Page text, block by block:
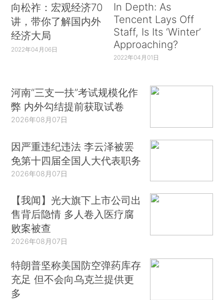
向松祚：宏观经济70
讲，带你了解国内外
经济大局
2022年04月06日
In Depth: As
Tencent Lays Off
Staff, Is Its ‘Winter’
Approaching?
2022年04月01日
河南“三支一扶”考试规模化作
弊 内外勾结提前获取试卷
2026年08月07日
因严重违纪违法 李云泽被罢
免第十四届全国人大代表职务
2026年08月07日
【我闻】光大旗下上市公司出
售背后隐情 多人卷入医疗腐
败案被查
2026年08月07日
特朗普坚称美国防空弹药库存
充足 但不会向乌克兰提供更
多